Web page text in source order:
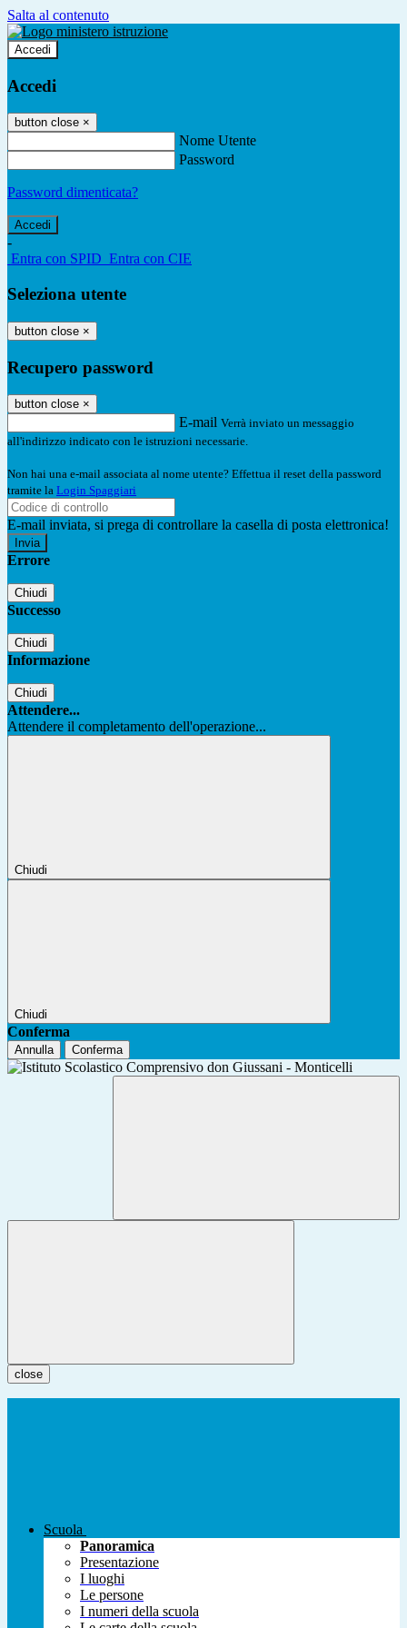
Salta al contenuto
Accedi
Accedi
button close ×
Nome Utente
Password
Password dimenticata?
-
Entra con SPID Entra con CIE
Seleziona utente
button close ×
Recupero password
button close ×
E-mail Verrà inviato un messaggio
all'indirizzo indicato con le istruzioni necessarie.
Non hai una e-mail associata al nome utente? Effettua il reset della password
tramite la Login Spaggiari
E-mail inviata, si prega di controllare la casella di posta elettronica!
Errore
Chiudi
Successo
Chiudi
Informazione
Chiudi
Attendere...
Attendere il completamento dell'operazione...
Chiudi
Chiudi
Conferma
Annulla Conferma
close
Scuola
Panoramica
Presentazione
I luoghi
Le persone
I numeri della scuola